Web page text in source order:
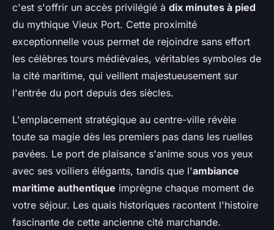
c'est s'offrir un accès privilégié à dix minutes à pied
du mythique Vieux Port. Cette proximité
exceptionnelle vous permet de rejoindre sans effort
les célèbres tours médiévales, véritables symboles de
la cité maritime, qui veillent majestueusement sur
l'entrée du port depuis des siècles.
L'emplacement stratégique au centre-ville révèle
toute sa magie dès les premiers pas dans les ruelles
pavées. Le port de plaisance s'anime sous vos yeux
avec ses voiliers élégants, tandis que l'ambiance
maritime authentique imprègne chaque moment de
votre séjour. Les quais historiques racontent l'histoire
fascinante de cette ancienne cité marchande.